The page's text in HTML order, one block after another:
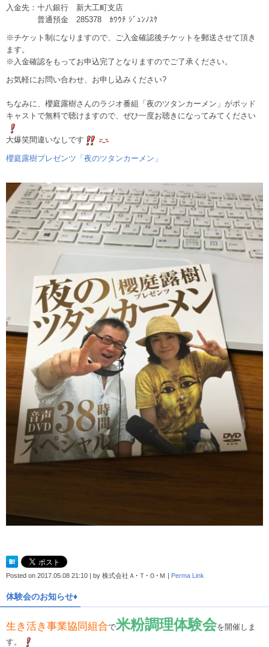
入金先：十八銀行 新大工町支店
普通預金 285378 ｶﾜｳﾁ ｼﾞｭﾝﾉｽｹ
※チケット制になりますので、ご入金確認後チケットを郵送させて頂き
ます。
※入金確認をもってお申込完了となりますのでご了承ください。
お気軽にお問い合わせ、お申し込みください?
ちなみに、櫻庭露樹さんのラジオ番組「夜のツタンカーメン」がポッド
キャストで無料で聴けますので、ぜひ一度お聴きになってみてください
大爆笑間違いなしです
櫻庭露樹プレゼンツ「夜のツタンカーメン」
Posted on 2017.05.08 21:10 | by 株式会社Ａ･Ｔ･Ｏ･Ｍ | Perma Link
体験会のお知らせ♦️
生き活き事業協同組合で米粉調理体験会を開催しま
す。